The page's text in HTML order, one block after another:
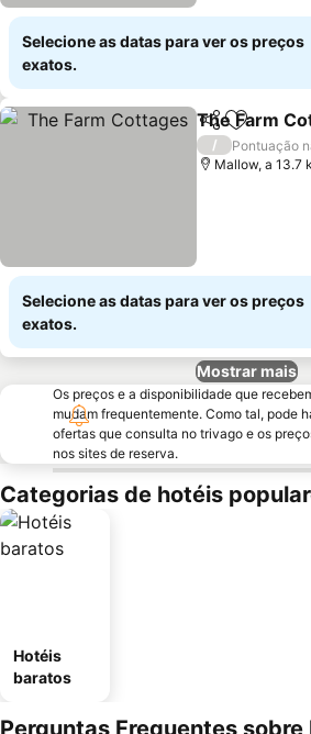
Selecione as datas para ver os preços
exatos.
Partilhar
The Farm
/
Pontuação
Mallow, a 13.7
Selecione as datas para ver os preços
exatos.
Mostrar mais
Os preços e a disponibilidade que
mudam frequentemente. Como tal, pode
ofertas que consulta no trivago e os
nos sites de reserva.
Categorias de hotéis
Hotéis
baratos
Perguntas Frequentes sobre